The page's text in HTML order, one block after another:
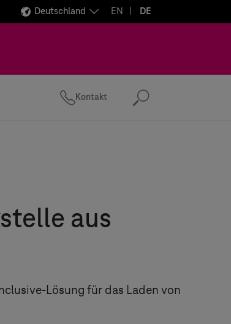
Deutschland EN DE
Kontakt Suchen
aus
Lösung für das Laden von